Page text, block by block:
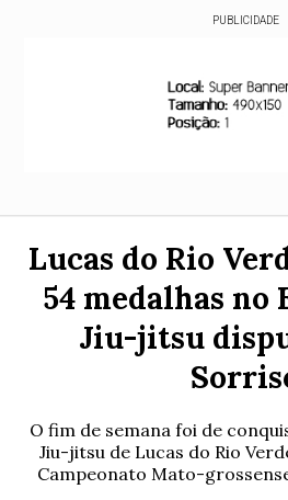
PUBLICIDADE
Lucas do Rio
54 medalhas no
Jiu-jitsu
O fim de semana foi de
Jiu-jitsu de Lucas do Rio
Campeonato Mato-